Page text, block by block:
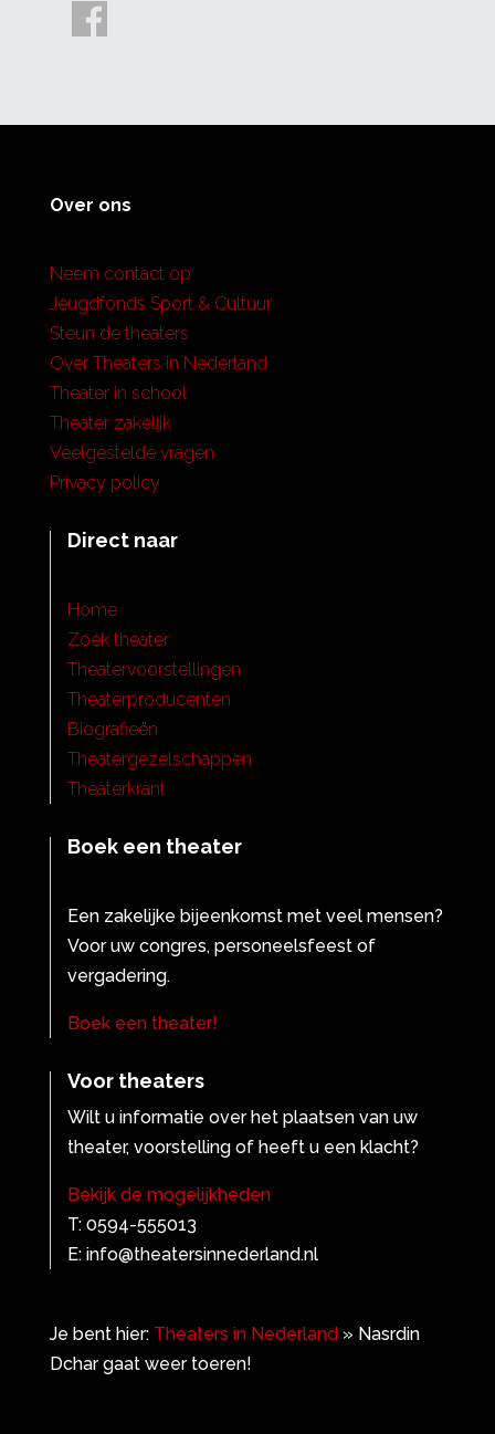
Over ons
Neem contact op
Jeugdfonds Sport & Cultuur
Steun de theaters
Over Theaters in Nederland
Theater in school
Theater zakelijk
Veelgestelde vragen
Privacy policy
Direct naar
Home
Zoek theater
Theatervoorstellingen
Theaterproducenten
Biografieën
Theatergezelschappen
Theaterkrant
Boek een theater
Een zakelijke bijeenkomst met veel mensen?
Voor uw congres, personeelsfeest of
vergadering.
Boek een theater!
Voor theaters
Wilt u informatie over het plaatsen van uw
theater, voorstelling of heeft u een klacht?
Bekijk de mogelijkheden
T: 0594-555013
E: info@theatersinnederland.nl
Je bent hier: Theaters in Nederland» Nasrdin
Dchar gaat weer toeren!